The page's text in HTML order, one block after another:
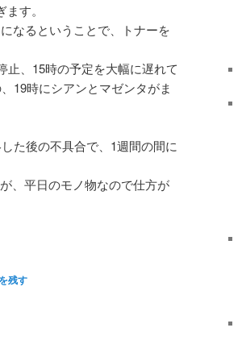
す。
なるということで、トナーを
止、15時の予定を大幅に遅れて
19時にシアンとマゼンタがま
た後の不具合で、1週間の間に
、平日のモノ物なので仕方が
残す